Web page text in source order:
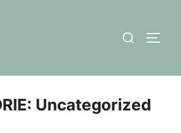
Suchen
Uncategorized